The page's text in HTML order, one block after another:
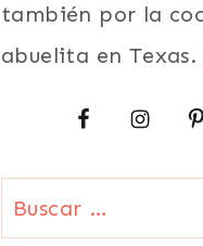
también por la
abuelita en Texas.
Buscar: